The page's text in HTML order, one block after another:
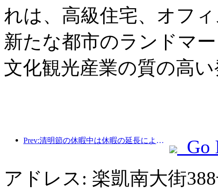
れは、高級住宅、オフ
新たな都市のランドマ
文化観光産業の質の高
Prev:清明節の休暇中は休暇の延長により旅行が急増し、多くの都市で外出や花見のために訪問者数が増加した。
Go
アドレス: 楽凱南大街